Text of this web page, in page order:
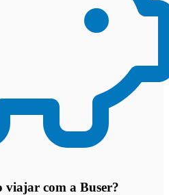
viajar com a Buser?